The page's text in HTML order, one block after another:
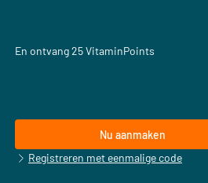
En ontvang 25 VitaminPoints
Nu aanmaken
Registreren met eenmalige code